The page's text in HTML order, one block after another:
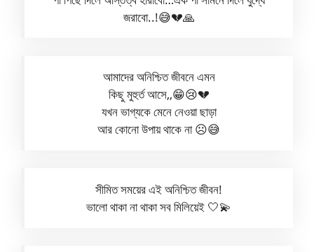
জরাবো..!😅💔🙏
আমাদের অনিশ্চিত জীবনে এমন
কিছু মুহুর্ত আসে,,😁😢💔
যখন ভাগ্যকে মেনে নেওয়া ছাড়া
আর কোনো উপায় থাকে না ☹️😅
সীমিত সময়ের এই অনিশ্চিত জীবন!
ভালো থাকা না থাকা সব মিলিয়েই 🤍💫